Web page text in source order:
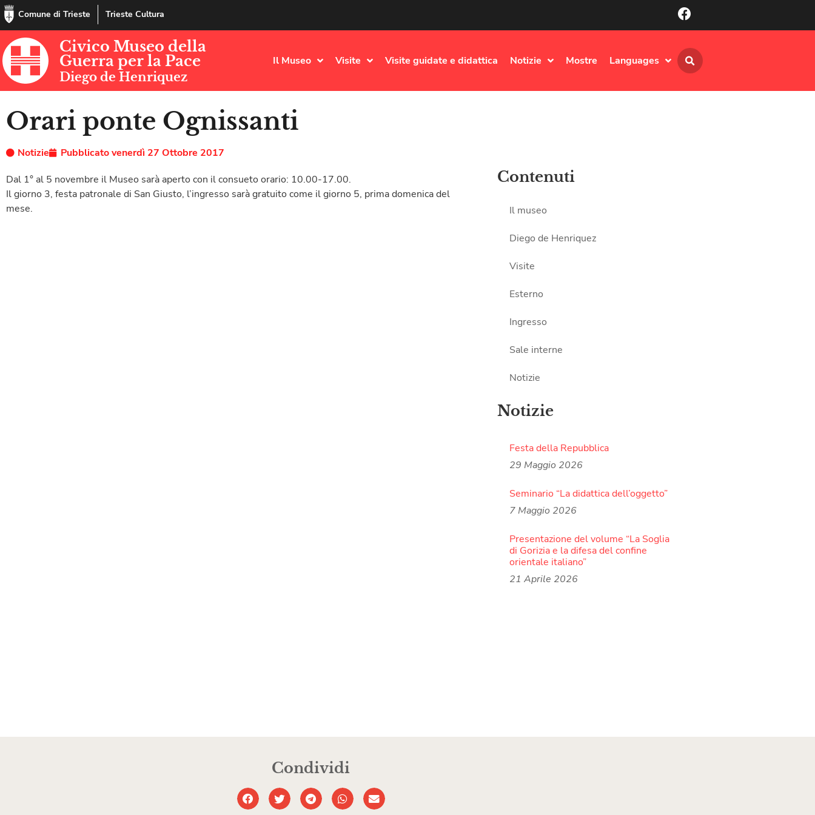
Comune di Trieste Trieste Cultura
Civico Museo della
Guerra per la Pace
Diego de Henriquez
Il Museo Visite Visite guidate e didattica Notizie Mostre Languages
Orari ponte Ognissanti
Notizie Pubblicatovenerdì 27 Ottobre 2017
Dal 1° al 5 novembre il Museo sarà aperto con il consueto orario: 10.00-17.00.
Il giorno 3, festa patronale di San Giusto, l’ingresso sarà gratuito come il giorno 5, prima domenica del
mese.
Contenuti
Il museo
Diego de Henriquez
Visite
Esterno
Ingresso
Sale interne
Notizie
Notizie
Festa della Repubblica
29 Maggio 2026
Seminario “La didattica dell’oggetto”
7 Maggio 2026
Presentazione del volume “La Soglia
di Gorizia e la difesa del confine
orientale italiano”
21 Aprile 2026
Condividi